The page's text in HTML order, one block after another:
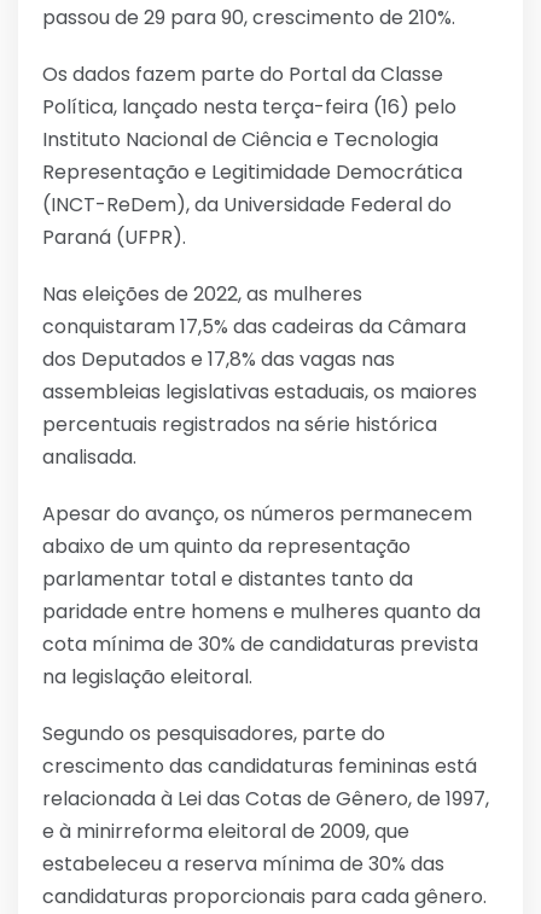
passou de 29 para 90, crescimento de 210%.
Os dados fazem parte do Portal da Classe
Política, lançado nesta terça-feira (16) pelo
Instituto Nacional de Ciência e Tecnologia
Representação e Legitimidade Democrática
(INCT-ReDem), da Universidade Federal do
Paraná (UFPR).
Nas eleições de 2022, as mulheres
conquistaram 17,5% das cadeiras da Câmara
dos Deputados e 17,8% das vagas nas
assembleias legislativas estaduais, os maiores
percentuais registrados na série histórica
analisada.
Apesar do avanço, os números permanecem
abaixo de um quinto da representação
parlamentar total e distantes tanto da
paridade entre homens e mulheres quanto da
cota mínima de 30% de candidaturas prevista
na legislação eleitoral.
Segundo os pesquisadores, parte do
crescimento das candidaturas femininas está
relacionada à Lei das Cotas de Gênero, de 1997,
e à minirreforma eleitoral de 2009, que
estabeleceu a reserva mínima de 30% das
candidaturas proporcionais para cada gênero.